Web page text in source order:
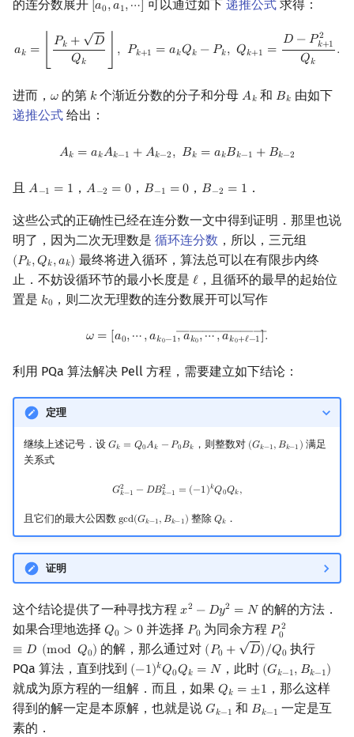
的连分数展开 [𝑎0,𝑎1,⋯]
[a0,a1, ⋯] 可以通过如下递推公式 求得：
𝑎𝑘 = 𝑃𝑘 +
√
𝐷
𝑄𝑘
, 𝑃𝑘+1 = 𝑎𝑘𝑄𝑘 −𝑃𝑘, 𝑄𝑘+1 =
𝐷 −𝑃 2
𝑘+1
𝑄𝑘
.
ak= ⌊P k+DQ 2Q k.
进而， 𝜔
ω的第 𝑘
k 个渐近分数的分子和分母𝐴𝑘
Ak 和 𝐵𝑘
Bk 由如下
递推公式 给出：
𝐴𝑘 = 𝑎𝑘𝐴𝑘−1 +𝐴𝑘−2, 𝐵𝑘 = 𝑎𝑘𝐵𝑘−1 + 𝐵𝑘−2
Ak= ak k −1+ Ak 2 Bk= ak Bk −1+ B k−2
且 𝐴−1 = 1
A−1= 1 ， 𝐴−2 = 0
A−2= 0 ， 𝐵−1 = 0
B−1= 0 ， 𝐵−2 = 1
B−2= 1 ．
这些公式的正确性已经在连分数一文中得到证明．那里也说
明了，因为二次无理数是 循环连分数 ，所以，三元组
(𝑃𝑘,𝑄𝑘,𝑎𝑘)
(Pk,Qk,ak)
最终将进入循环，算法总可以在有限步内终
止．不妨设循环节的最小长度是 ℓ
ℓ，且循环的最早的起始位
置是 𝑘0
k0 ，则二次无理数的连分数展开可以写作
𝜔 = [𝑎0,⋯,𝑎𝑘0−1,
―――――――
𝑎𝑘0,⋯,𝑎𝑘0+ℓ−1].
ω =[a0,⋯,a k0− ak0,⋯,ak0+ℓ−1―].
利用 PQa 算法解决 Pell 方程，需要建立如下结论：
定理
继续上述记号．设 𝐺𝑘 = 𝑄0𝐴𝑘 −𝑃0𝐵𝑘
Gk=Q 0Ak−P 0B k ，则整数对 (𝐺𝑘−1,𝐵𝑘−1 )
(Gk−1,Bk−1)
满足
关系式
𝐺2
𝑘−1 − 𝐷𝐵2
𝑘−1 = (−1)𝑘𝑄0𝑄𝑘,
G 12 −DBk 2= −1)k Q0Qk,
且它们的最大公因数 gcd(𝐺𝑘−1,𝐵𝑘−1)
gcd(Gk−1,Bk−1) 整除 𝑄𝑘
Qk ．
证明
这个结论提供了一种寻找方程 𝑥2 −𝐷𝑦2 = 𝑁
x2 −D y2=N
的解的方法．
如果合理地选择 𝑄0 > 0
Q0 >0 并选择 𝑃0
P0 为同余方程𝑃 2
0
≡ 𝐷 (mod 𝑄0)
P02
的解，那么通过对 (𝑃0 +
√
𝐷)/𝑄0
(P0 +D )/Q0
执行
PQa 算法，直到找到 (−1)𝑘𝑄0𝑄𝑘 = 𝑁
(−1)kQ0Qk= N ，此时 (𝐺𝑘−1, 𝐵𝑘−1)
(Gk−1,Bk−1)
就成为原方程的一组解．而且，如果 𝑄𝑘 = ±1
Qk =±1
，那么这样
得到的解一定是本原解，也就是说 𝐺𝑘−1
Gk−1 和 𝐵𝑘−1
Bk−1 一定是互
素的．